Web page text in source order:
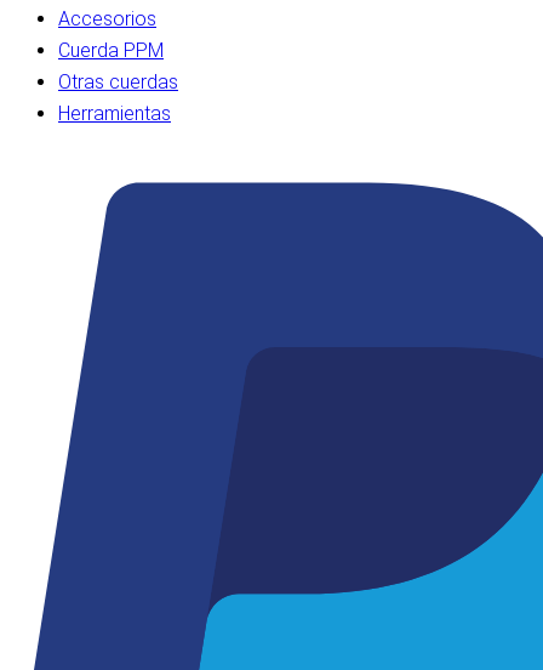
Accesorios
Cuerda PPM
Otras cuerdas
Herramientas